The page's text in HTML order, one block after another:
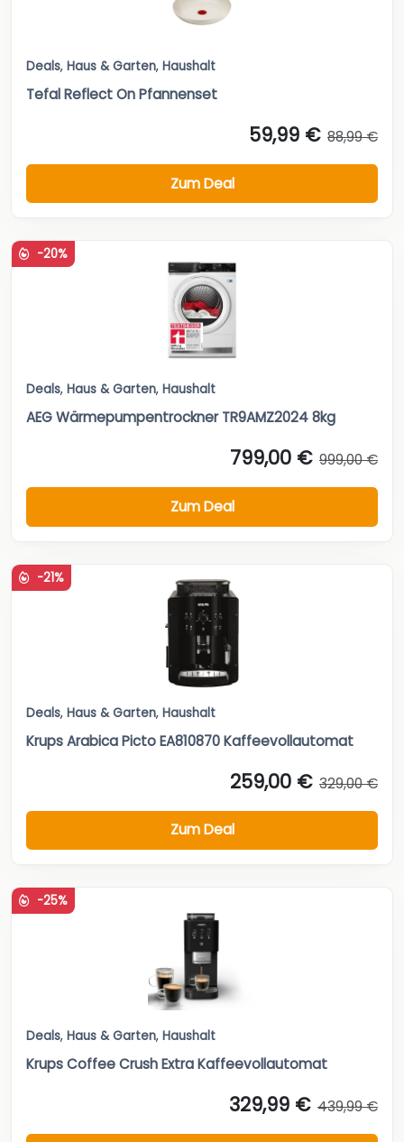
Deals, Haus & Garten, Haushalt
Tefal Reflect On Pfannenset
59,99 € 88,99 €
Zum Deal
-20%
Deals, Haus & Garten, Haushalt
AEG Wärmepumpentrockner TR9AMZ2024 8kg
799,00 € 999,00 €
Zum Deal
-21%
Deals, Haus & Garten, Haushalt
Krups Arabica Picto EA810870 Kaffeevollautomat
259,00 € 329,00 €
Zum Deal
-25%
Deals, Haus & Garten, Haushalt
Krups Coffee Crush Extra Kaffeevollautomat
329,99 € 439,99 €